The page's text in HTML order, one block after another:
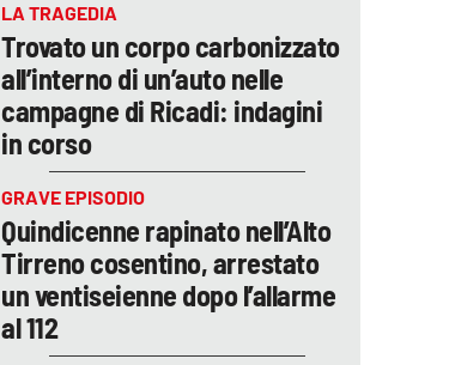
LA TRAGEDIA
Trovato un corpo carbonizzato
all’interno di un’auto nelle
campagne di Ricadi: indagini
in corso
GRAVE EPISODIO
Quindicenne rapinato nell’Alto
Tirreno cosentino, arrestato
un ventiseienne dopo l’allarme
al 112